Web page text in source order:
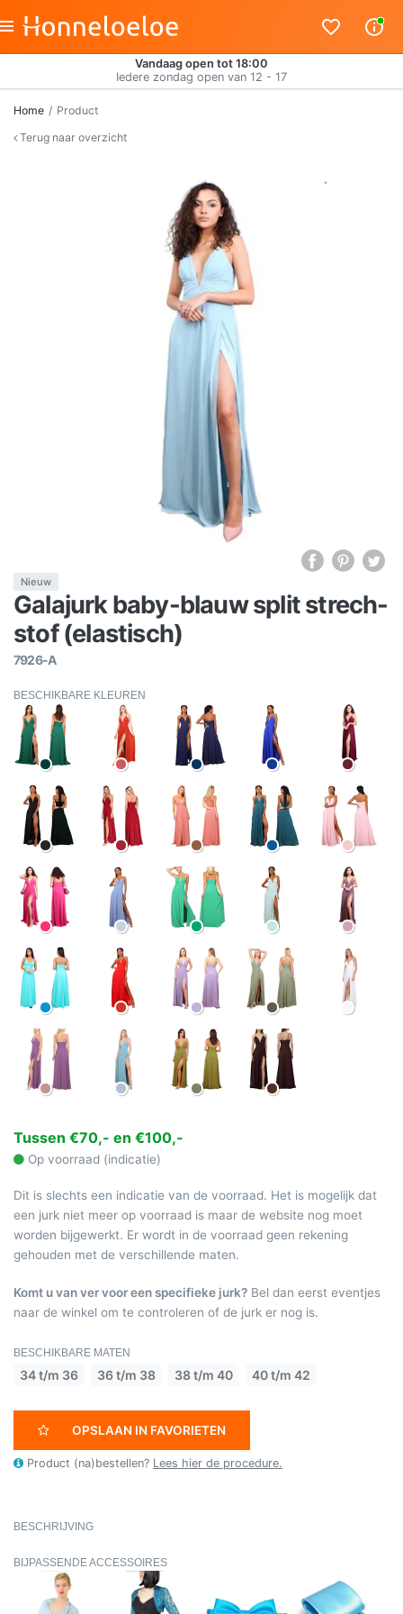
Vandaag open tot 18:00
Iedere zondag open van 12 - 17
Home
Product
Terug naar overzicht
Nieuw
Galajurk baby-blauw split strech-
stof (elastisch)
7926-A
BESCHIKBARE KLEUREN
Tussen €70,- en €100,-
Op voorraad (indicatie)
Dit is slechts een indicatie van de voorraad. Het is mogelijk dat
een jurk niet meer op voorraad is maar de website nog moet
worden bijgewerkt. Er wordt in de voorraad geen rekening
gehouden met de verschillende maten.
Komt u van ver voor een specifieke jurk? Bel dan eerst eventjes
naar de winkel om te controleren of de jurk er nog is.
BESCHIKBARE MATEN
34 t/m 36 36 t/m 38 38 t/m 40 40 t/m 42
OPSLAAN IN FAVORIETEN
Product (na)bestellen? Lees hier de procedure.
BESCHRIJVING
BIJPASSENDE ACCESSOIRES